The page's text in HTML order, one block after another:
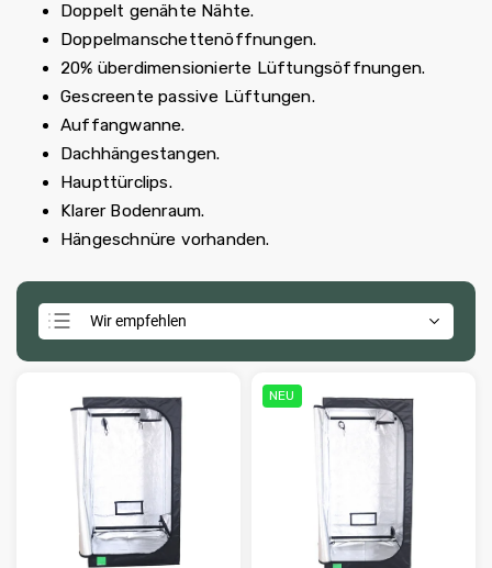
Doppelt genähte Nähte.
Doppelmanschettenöffnungen.
20% überdimensionierte Lüftungsöffnungen.
Gescreente passive Lüftungen.
Auffangwanne.
Dachhängestangen.
Haupttürclips.
Klarer Bodenraum.
Hängeschnüre vorhanden.
Wir empfehlen
Günstigste
Teuerste
Meistverkauft
Alphabetisch
NEU